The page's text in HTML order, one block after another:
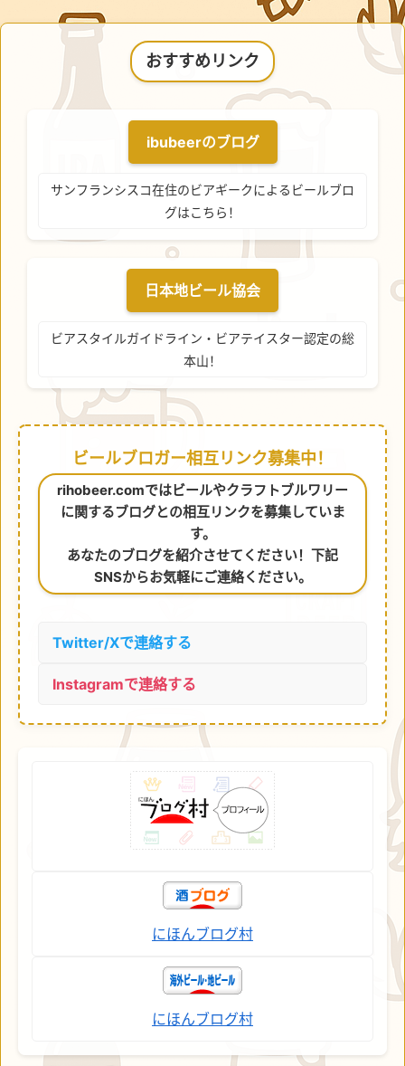
おすすめリンク
ibubeerのブログ
サンフランシスコ在住のビアギークによるビールブロ
グはこちら！
日本地ビール協会
ビアスタイルガイドライン・ビアテイスター認定の総
本山！
ビールブロガー相互リンク募集中！
rihobeer.comではビールやクラフトブルワリー
に関するブログとの相互リンクを募集していま
す。
あなたのブログを紹介させてください！下記
SNSからお気軽にご連絡ください。
Twitter/Xで連絡する
Instagramで連絡する
にほんブログ村
にほんブログ村